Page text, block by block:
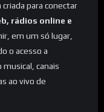
para conectar
rádios online e
em um só lugar,
o acesso a
canais
ao vivo de